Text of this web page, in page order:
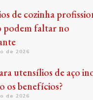
de cozinha
podem faltar no
de 2026
utensílios de aço
os benefícios?
de 2026